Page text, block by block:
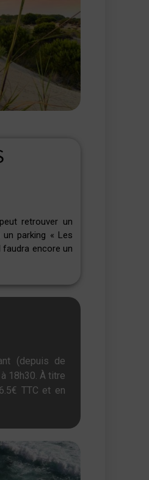
retrouver un
un parking « Les
faudra encore un
(depuis de
18h30. Àtitre
TTC et en